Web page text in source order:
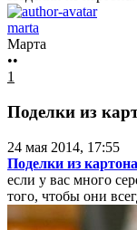
marta
Марта
••
1
Поделки из
24 мая 2014, 17:55
Поделки из картона
если у вас много
того, чтобы они